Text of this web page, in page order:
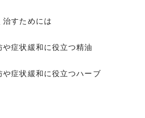
すためには
症状緩和に役立つ精油
症状緩和に役立つハーブ